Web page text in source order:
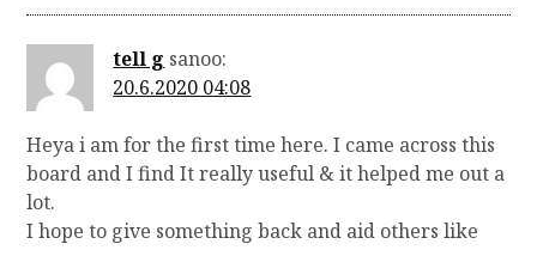
tell g sanoo:
20.6.2020 04:08
Heya i am for the first time here. I came across this
board and I find It really useful & it helped me out a
lot.
I hope to give something back and aid others like